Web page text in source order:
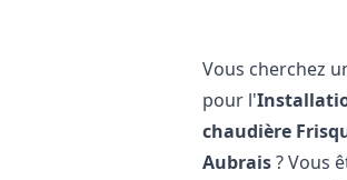
Vous cherchez
pour l'
chaudière
Aubrais? Vous